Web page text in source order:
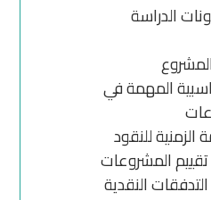
الدراسة
المهمة في
للنقود
المشروعات
النقدية